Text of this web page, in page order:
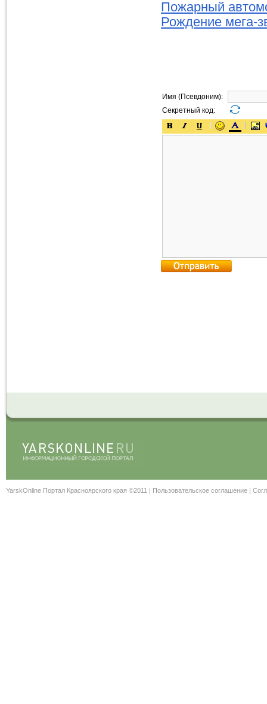
Пожарный
Рождение мега-
Имя (Псевдоним):
Секретный код:
YarskOnline Портал Красноярского края ©2011 | Пользовательское соглашение |